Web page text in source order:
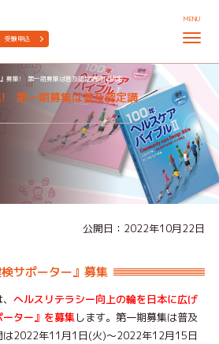
受験申込
MENU
』募集! 第一期募集は普及認定講師に限定
! 第一期募集は普及認定講
公開日：2022年10月22日
検サポーター』募集
へルスリテラシー向上の輪を日本に広げ
ター』を募集します。第一期募集は普及
は2022年11月1日(火)～2022年12月15日